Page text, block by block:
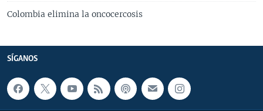
Colombia elimina la oncocercosis
SÍGANOS